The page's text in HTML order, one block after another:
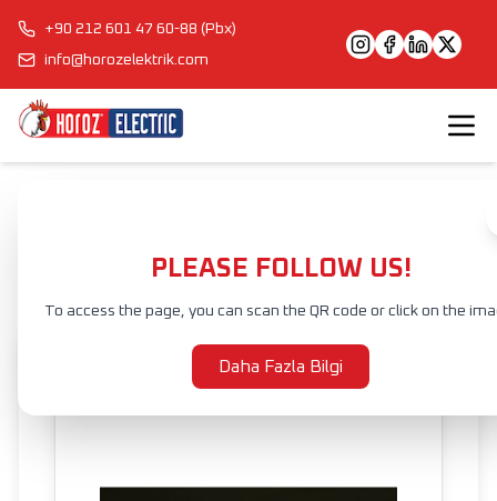
+90 212 601 47 60-88 (Pbx)
info@horozelektrik.com
PLEASE FOLLOW US!
To access the page, you can scan the QR code or click on the
Daha Fazla Bilgi
SU GEÇİRMEZ ŞERİT LED
NEOFLEX PRO